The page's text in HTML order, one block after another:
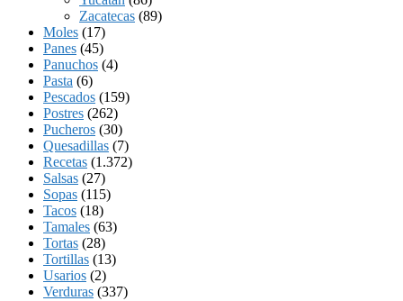
Zacatecas (89)
Moles (17)
Panes (45)
Panuchos (4)
Pasta (6)
Pescados (159)
Postres (262)
Pucheros (30)
Quesadillas (7)
Recetas (1.372)
Salsas (27)
Sopas (115)
Tacos (18)
Tamales (63)
Tortas (28)
Tortillas (13)
Usarios (2)
Verduras (337)